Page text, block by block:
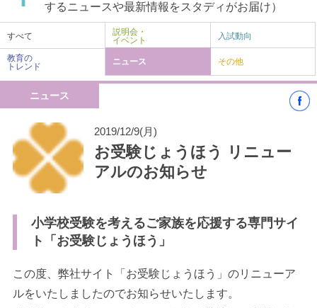
最近見た学校
学校閲覧履歴はありません
するニュースや最新情報をスタディがお届け）
すべて
説明会・
イベント
入試動向
教育の
トレンド
ニュース その他
ニュース
2019/12/9(月)
お受験じょうほう リニュー
アルのお知らせ
小学校受験を考えるご家族を応援する専門サイ
ト「お受験じょうほう」
この度、弊社サイト「お受験じょうほう」のリニューア
ルをいたしましたのでお知らせいたします。